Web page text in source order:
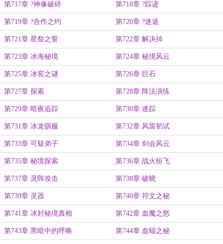
第717章 ?神像破碎 第718章 ?踪迹
第719章 ?合作之约 第720章 ?迷途
第721章 星祭之誓 第722章 解决掉
第723章 冰海秘境 第724章 秘境风云
第725章 冰窖之谜 第726章 巨石
第727章 探索 第728章 阵法演练
第729章 暗夜追踪 第730章 迷踪
第731章 冰龙驯服 第732章 风雷初试
第733章 可疑弟子 第734章 剑会风云
第735章 秘境探索 第736章 战火纷飞
第737章 灵阵攻击 第738章 破晓
第739章 灵器 第740章 符文之秘
第741章 冰封秘境真相 第742章 血魔之怒
第743章 黑暗中的呼唤 第744章 血蝠之秘